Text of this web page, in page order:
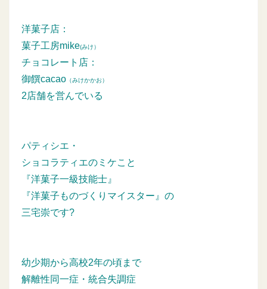
洋菓子店：
菓子工房mike(みけ）
チョコレート店：
御饌cacao （みけかかお）
2店舗を営んでいる
パティシエ・
ショコラティエのミケこと
『洋菓子一級技能士』
『洋菓子ものづくりマイスター』の
三宅崇です?
幼少期から高校2年の頃まで
解離性同一症・統合失調症